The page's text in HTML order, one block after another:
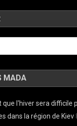
MADA
que l'hiver sera difficile
dans la région de Kiev